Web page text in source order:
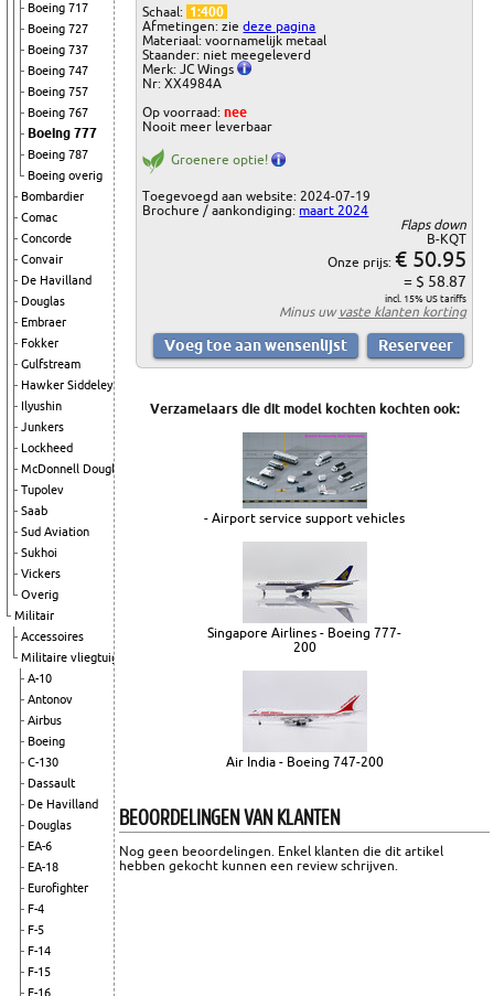
Boeing 717
Boeing 727
Boeing 737
Boeing 747
Boeing 757
Boeing 767
Boeing 777
Boeing 787
Boeing overig
Bombardier
Comac
Concorde
Convair
De Havilland
Douglas
Embraer
Fokker
Gulfstream
Hawker Siddeley
Ilyushin
Junkers
Lockheed
McDonnell Douglas
Tupolev
Saab
Sud Aviation
Sukhoi
Vickers
Overig
Militair
Accessoires
Militaire vliegtuigen
A-10
Antonov
Airbus
Boeing
C-130
Dassault
De Havilland
Douglas
EA-6
EA-18
Eurofighter
F-4
F-5
F-14
F-15
F-16
Schaal: 1:400
Afmetingen: ziedeze pagina
Materiaal: voornamelijk metaal
Staander: niet meegeleverd
Merk: JC Wings
Nr: XX4984A
Op voorraad:nee
Nooit meer leverbaar
Groenere optie!
Toegevoegd aan website: 2024-07-19
Brochure / aankondiging: maart 2024
Flaps down
B-KQT
Onze prijs: € 50.95
= $ 58.87
incl. 15% US tariffs
Minus uwvaste klanten korting
Verzamelaars die dit model kochten kochten ook:
- Airport service support vehicles
Singapore Airlines - Boeing 777-
200
Air India - Boeing 747-200
BEOORDELINGEN VAN KLANTEN
Nog geen beoordelingen. Enkel klanten die dit artikel
hebben gekocht kunnen een review schrijven.